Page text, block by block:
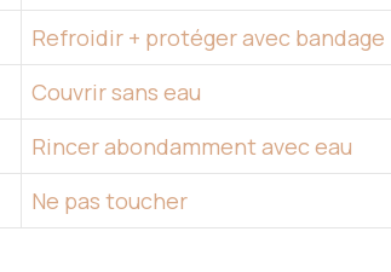
Refroidir + protéger avec bandage
Couvrir sans eau
Rincer abondamment avec eau
Ne pas toucher